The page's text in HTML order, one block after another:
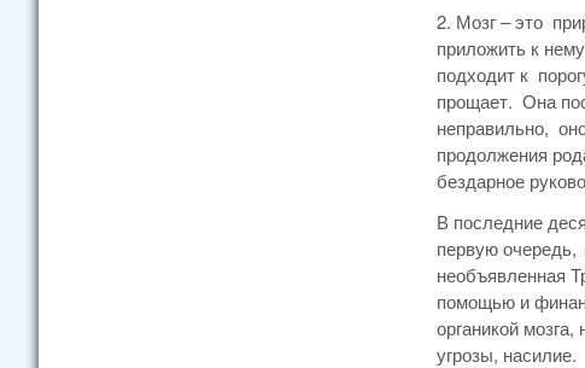
2. Мозг – это
приложить к
подходит к
прощает. Она
неправильно,
продолжения
бездарное
В последние
первую очередь,
необъявленная
помощью и
органикой
угрозы, насилие.